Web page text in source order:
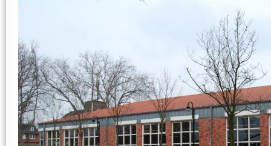
Sporthalle & Anreise
Unterstützer
WDM U15 (Apr 2022)
Teams Spielplan & Ergebnisse
Grußworte Sporthalle & Anreise
Unterstützer